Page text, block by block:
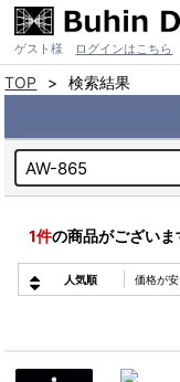
ゲスト様 ログインはこちら
TOP 検索結果
1件の商品がございま
人気順 価格が